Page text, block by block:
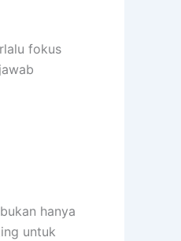
fokus
hanya
untuk